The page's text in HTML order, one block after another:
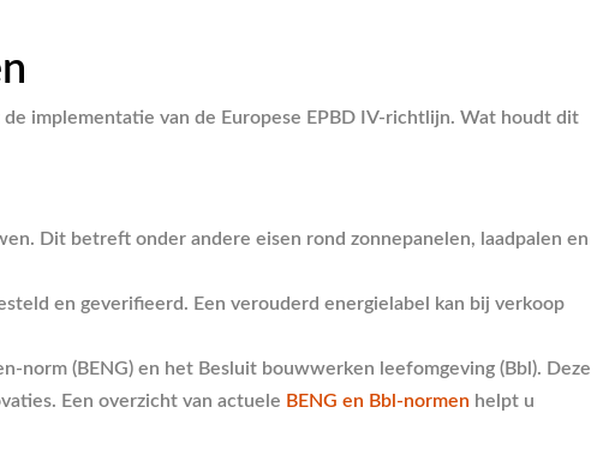
implementatie van de Europese EPBD IV-richtlijn. Wat houdt dit
Dit betreft onder andere eisen rond zonnepanelen, laadpalen en
en geverifieerd. Een verouderd energielabel kan bij verkoop
norm (BENG) en het Besluit bouwwerken leefomgeving (Bbl). Deze
Een overzicht van actuele BENG en Bbl-normen helpt u